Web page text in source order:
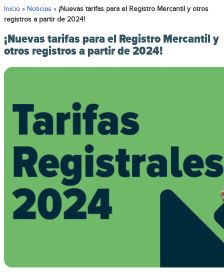
Inicio » Noticias » ¡Nuevas tarifas para el Registro Mercantil y otros
registros a partir de 2024!
¡Nuevas tarifas para el Registro Mercantil y
otros registros a partir de 2024!